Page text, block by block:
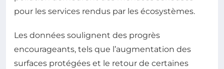
pour les services rendus par les écosystèmes.
Les données soulignent des progrès
encourageants, tels que l’augmentation des
surfaces protégées et le retour de certaines